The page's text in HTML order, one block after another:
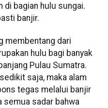
di bagian hulu sungai.
banjir.
membentang dari
hulu bagi banyak
Pulau Sumatra.
saja, maka alam
tegas melalui banjir
semua sadar bahwa